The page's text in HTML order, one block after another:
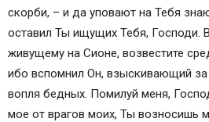
скорби, – и да уповают на Тебя
оставил Ты ищущих Тебя, Господи.
живущему на Сионе, возвестите
ибо вспомнил Он, взыскивающий за
вопля бедных. Помилуй меня,
мое от врагов моих, Ты возносишь